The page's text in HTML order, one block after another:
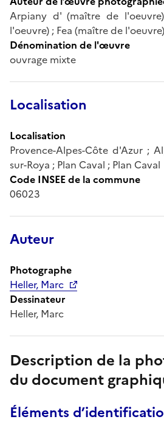
Arpiany d' (maître de
l'oeuvre) ; Fea (maître de l'oeuvre)
Dénomination de l'œuvre
ouvrage mixte
Localisation
Localisation
Provence-Alpes-Côte d'Azur ;
sur-Roya ; Plan Caval ; Plan Caval
Code INSEE de la commune
06023
Auteur
Photographe
Heller, Marc
Dessinateur
Heller, Marc
Description de la
du document
Éléments